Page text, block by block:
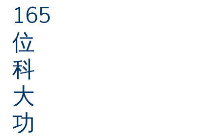
165
位
科
大
功